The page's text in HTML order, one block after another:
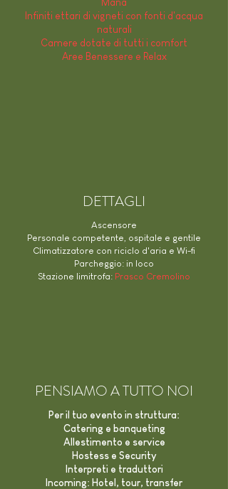
Infiniti ettari di vigneti con fonti d'acqua
naturali
Camere dotate di tutti i comfort
Aree Benessere e Relax
DETTAGLI
Ascensore
Personale competente, ospitale e gentile
​Climatizzatore con riciclo d'aria e Wi-fi
Parcheggio: in loco
Stazione limitrofa: Prasco Cremolino
PENSIAMO A TUTTO NOI
Per il tuo evento in struttura:
Catering e banqueting
Allestimento e service
Hostess e Security
Interpreti e traduttori
Incoming: Hotel, tour, transfer